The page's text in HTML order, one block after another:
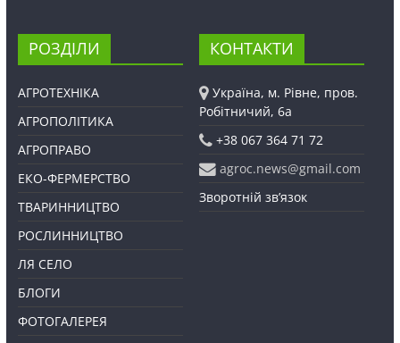
РОЗДІЛИ
АГРОТЕХНІКА
АГРОПОЛІТИКА
АГРОПРАВО
ЕКО-ФЕРМЕРСТВО
ТВАРИННИЦТВО
РОСЛИННИЦТВО
ЛЯ СЕЛО
БЛОГИ
ФОТОГАЛЕРЕЯ
КОНТАКТИ
Україна, м. Рівне, пров.
Робітничий, 6а
+38 067 364 71 72
agroc.news@gmail.com
Зворотній зв’язок